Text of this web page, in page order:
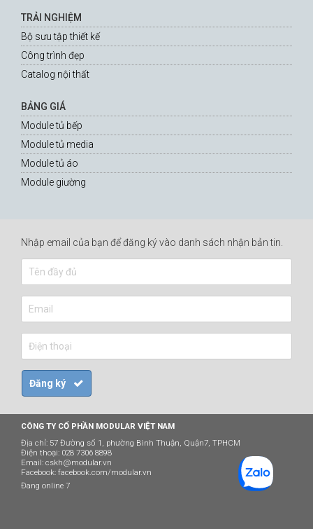
TRẢI NGHIỆM
Bộ sưu tập thiết kế
Công trình đẹp
Catalog nội thất
BẢNG GIÁ
Module tủ bếp
Module tủ media
Module tủ áo
Module giường
Nhập email của bạn để đăng ký vào danh sách nhận bản tin.
CÔNG TY CỔ PHẦN MODULAR VIỆT NAM
Địa chỉ: 57 Đường số 1, phường Bình Thuận, Quận7, TPHCM
Điện thoại: 028 7306 8898
Email: cskh@modular.vn
Facebook: facebook.com/modular.vn
Đang online 7